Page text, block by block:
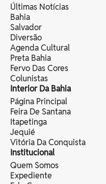
Últimas Notícias
Bahia
Salvador
Diversão
Agenda Cultural
Preta Bahia
Fervo Das Cores
Colunistas
Interior Da Bahia
Página Principal
Feira De Santana
Itapetinga
Jequié
Vitória Da Conquista
Institucional
Quem Somos
Expediente